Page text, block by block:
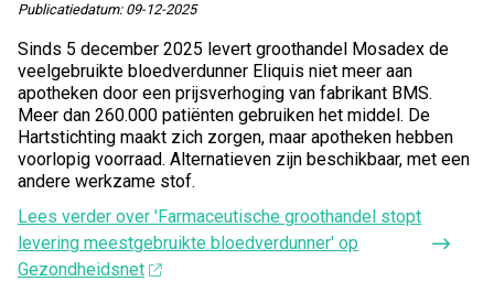
Publicatiedatum: 09-12-2025
Sinds 5 december 2025 levert groothandel Mosadex de
veelgebruikte bloedverdunner Eliquis niet meer aan
apotheken door een prijsverhoging van fabrikant BMS.
Meer dan 260.000 patiënten gebruiken het middel. De
Hartstichting maakt zich zorgen, maar apotheken hebben
voorlopig voorraad. Alternatieven zijn beschikbaar, met een
andere werkzame stof.
Lees verder over 'Farmaceutische groothandel stopt
levering meestgebruikte bloedverdunner' op
Gezondheidsnet